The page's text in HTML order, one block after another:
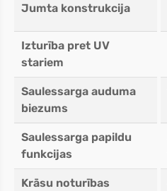
Jumta konstrukcija
Izturība pret UV
stariem
Saulessarga auduma
biezums
Saulessarga papildu
funkcijas
Krāsu noturības